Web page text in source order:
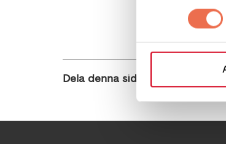
Dela denna sida: